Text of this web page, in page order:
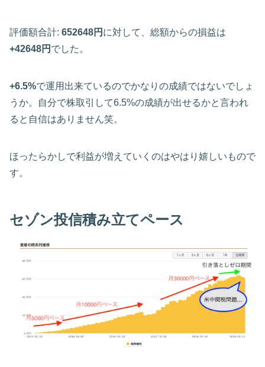
評価額合計: 652648円 に対して、総額からの損益は
+42648円 でした。
+6.5%で運用出来ているのでかなりの成績ではないでしょ
うか。自分で株取引して6.5%の成績が出せるかと言われ
ると自信はありません笑。
ほったらかしで利益が増えていくのはやはり嬉しいもので
す。
セゾン投信積み立てペース